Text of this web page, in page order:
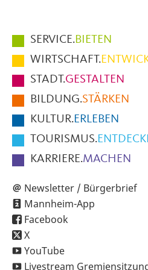
Hauptmenüpunkte
im
Fußbereich
der
Seite
SERVICE.BIETEN
WIRTSCHAFT.
STADT.GESTALTEN
BILDUNG.STÄRKEN
KULTUR.ERLEBEN
TOURISMUS.
KARRIERE.MACHEN
Newsletter / Bürgerbrief
Mannheim-App
Facebook
X
YouTube
Livestream